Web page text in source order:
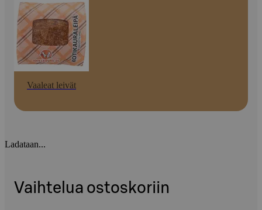
Vaaleat leivät
Ladataan...
Vaihtelua ostoskoriin